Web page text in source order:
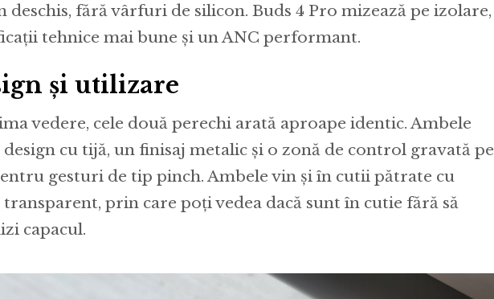
deschis, fără vârfuri de silicon. Buds 4 Pro mizează pe izolare,
tehnice mai bune și un ANC performant.
și utilizare
vedere, cele două perechi arată aproape identic. Ambele
design cu tijă, un finisaj metalic și o zonă de control gravată pe
gesturi de tip pinch. Ambele vin și în cutii pătrate cu
transparent, prin care poți vedea dacă sunt în cutie fără să
capacul.